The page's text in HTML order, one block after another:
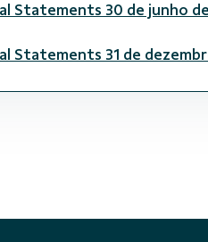
Statements 30 de junho
Statements 31 de